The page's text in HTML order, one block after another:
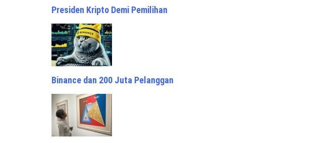
Presiden Kripto Demi Pemilihan
Binance dan 200 Juta Pelanggan